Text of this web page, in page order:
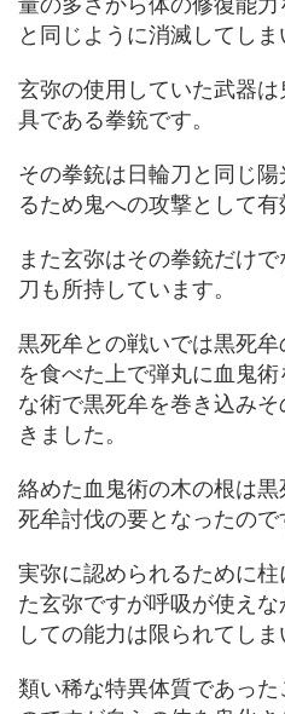
と同じように消滅してしま
玄弥の使用していた武器
具である拳銃です。
その拳銃は日輪刀と同じ
るため鬼への攻撃として有
また玄弥はその拳銃だけ
刀も所持しています。
黒死牟との戦いでは黒死
を食べた上で弾丸に血鬼
な術で黒死牟を巻き込み
きました。
絡めた血鬼術の木の根は
死牟討伐の要となったので
実弥に認められるために
た玄弥ですが呼吸が使え
しての能力は限られてしま
類い稀な特異体質であっ